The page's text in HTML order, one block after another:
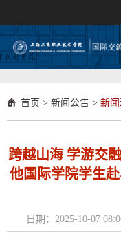
首页 > 新闻公告 > 新
跨越山海 学游交
他国际学院学生
日期：2025-10-07